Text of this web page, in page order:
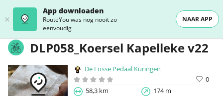
App downloaden
RouteYou was nog nooit zo
eenvoudig
NAAR APP
DLP058_Koersel Kapelleke v22
De Losse Pedaal Kuringen
0
58,3 km
174 m